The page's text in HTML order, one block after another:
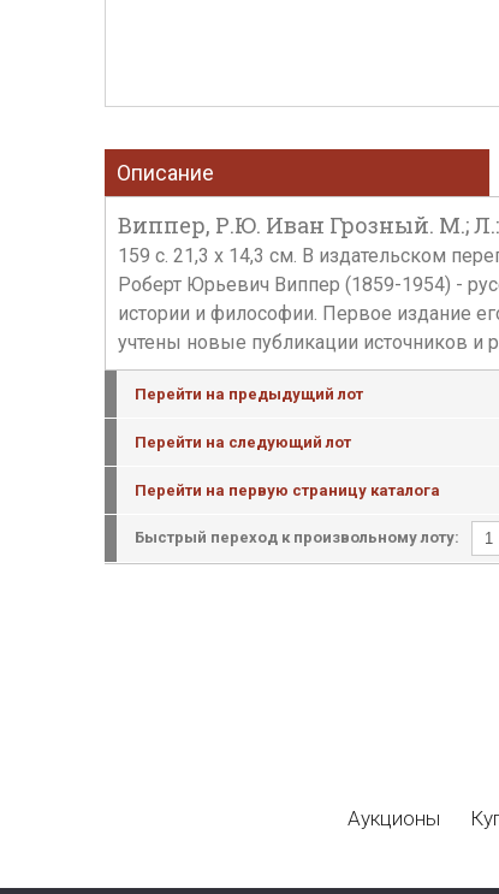
Описание
Виппер, Р.Ю. Иван Грозный. М.;
159 с. 21,3 х 14,3 см. В издательском
Роберт Юрьевич Виппер (1859-1954) -
истории и философии. Первое издание
учтены новые публикации источников и
Перейти на предыдущий лот
Перейти на следующий лот
Перейти на первую страницу каталога
Быстрый переход к произвольному лоту:
Аукционы